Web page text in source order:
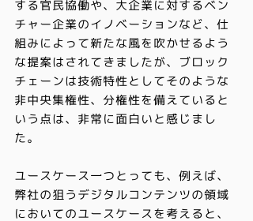
する官民協働や、大企業に対するベン
チャー企業のイノベーションなど、仕
組みによって新たな風を吹かせるよう
な提案はされてきましたが、ブロック
チェーンは技術特性としてそのような
非中央集権性、分権性を備えていると
いう点は、非常に面白いと感じまし
た。
ユースケース一つとっても、例えば、
弊社の狙うデジタルコンテンツの領域
においてのユースケースを考えると、